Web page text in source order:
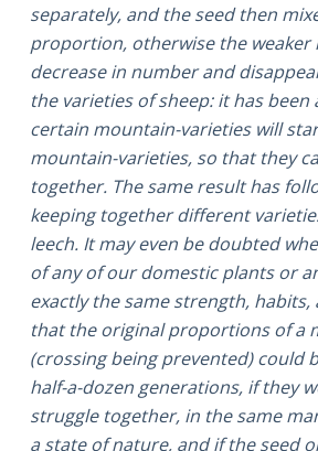
separately, and the seed then
proportion, otherwise the weaker
decrease in number and
the varieties of sheep: it has
certain mountain-varieties will
mountain-varieties, so that they
together. The same result has
keeping together different
leech. It may even be doubted
of any of our domestic plants or
exactly the same strength,
that the original proportions of a
(crossing being prevented) could
half-a-dozen generations, if they
struggle together, in the same
a state of nature, and if the seed